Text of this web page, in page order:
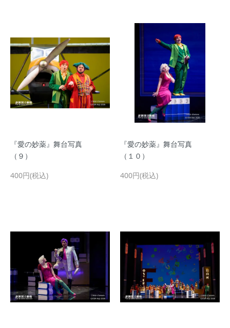
『愛の妙薬』舞台写真
（９）
400円(税込)
『愛の妙薬』舞台写真
（１０）
400円(税込)